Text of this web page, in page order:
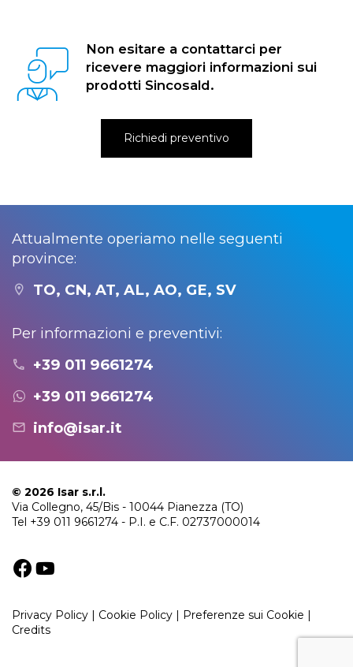
Non esitare a contattarci per
ricevere maggiori informazioni sui
prodotti Sincosald.
Richiedi preventivo
Attualmente operiamo nelle seguenti
province:
TO, CN, AT, AL, AO, GE, SV
Per informazioni e preventivi:
+39 011 9661274
+39 011 9661274
info@isar.it
© 2026 Isar s.r.l.
Via Collegno, 45/Bis - 10044 Pianezza (TO)
Tel +39 011 9661274 - P.I. e C.F. 02737000014
Privacy Policy | Cookie Policy | Preferenze sui Cookie |
Credits